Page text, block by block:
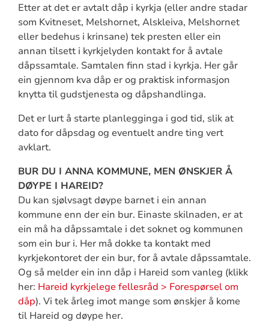
Etter at det er avtalt dåp i kyrkja (eller andre stadar
som Kvitneset, Melshornet, Alskleiva, Melshornet
eller bedehus i krinsane) tek presten eller ein
annan tilsett i kyrkjelyden kontakt for å avtale
dåpssamtale. Samtalen finn stad i kyrkja. Her går
ein gjennom kva dåp er og praktisk informasjon
knytta til gudstjenesta og dåpshandlinga.
Det er lurt å starte planlegginga i god tid, slik at
dato for dåpsdag og eventuelt andre ting vert
avklart.
BUR DU I ANNA KOMMUNE, MEN ØNSKJER Å
DØYPE I HAREID?
Du kan sjølvsagt døype barnet i ein annan
kommune enn der ein bur. Einaste skilnaden, er at
ein må ha dåpssamtale i det soknet og kommunen
som ein bur i. Her må dokke ta kontakt med
kyrkjekontoret der ein bur, for å avtale dåpssamtale.
Og så melder ein inn dåp i Hareid som vanleg (klikk
her: Hareid kyrkjelege fellesråd > Forespørsel om
dåp). Vi tek årleg imot mange som ønskjer å kome
til Hareid og døype her.